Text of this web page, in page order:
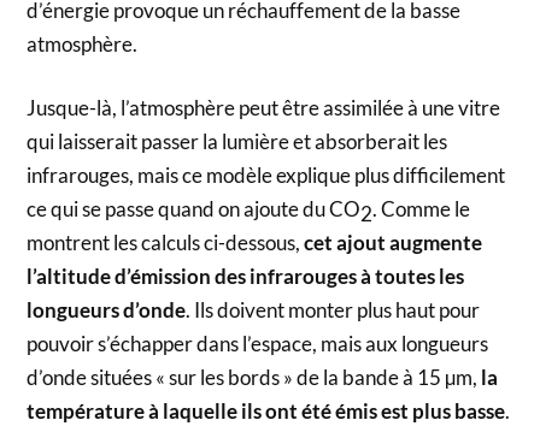
d’énergie provoque un réchauffement de la basse
atmosphère.
Jusque-là, l’atmosphère peut être assimilée à une vitre
qui laisserait passer la lumière et absorberait les
infrarouges, mais ce modèle explique plus difficilement
ce qui se passe quand on ajoute du CO2. Comme le
montrent les calculs ci-dessous,cet ajout augmente
l’altitude d’émission des infrarouges à toutes les
longueurs d’onde. Ils doivent monter plus haut pour
pouvoir s’échapper dans l’espace, mais aux longueurs
d’onde situées « sur les bords » de la bande à 15 µm, la
température à laquelle ils ont été émis est plus basse.